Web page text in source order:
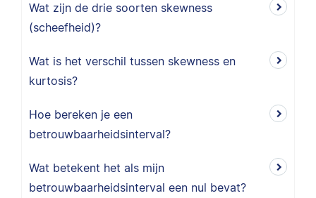
Wat zijn de drie soorten skewness
(scheefheid)?
Wat is het verschil tussen skewness en
kurtosis?
Hoe bereken je een
betrouwbaarheidsinterval?
Wat betekent het als mijn
betrouwbaarheidsinterval een nul bevat?